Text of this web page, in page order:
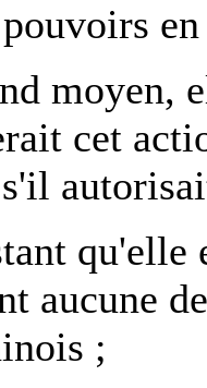
moyen,
cet
qu'elle
aucune
;